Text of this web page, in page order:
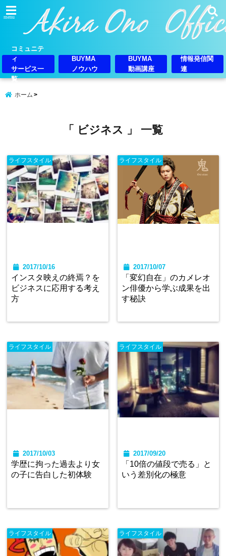
menu
コミュニテ
ィ
サービス一
覧
BUYMA
ノウハウ
BUYMA
動画講座
情報発信関
連
ホーム
「 ビジネス 」 一覧
ライフスタイル
2017/10/16
インスタ映えの終焉？を
ビジネスに応用する考え
方
ライフスタイル
2017/10/07
「変幻自在」のカメレオ
ン俳優から学ぶ成果を出
す秘訣
ライフスタイル
2017/10/03
学歴に拘った過去より女
の子に告白した初体験
ライフスタイル
2017/09/20
「10倍の値段で売る」と
いう差別化の極意
ライフスタイル ライフスタイル